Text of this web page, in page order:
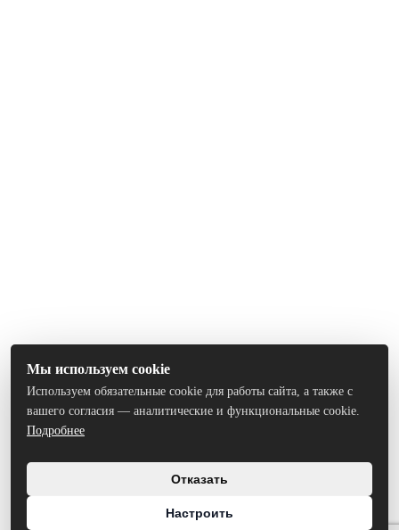
Мы используем cookie
Используем обязательные cookie для работы сайта, а также с
вашего согласия — аналитические и функциональные cookie.
Подробнее
Отказать
Настроить